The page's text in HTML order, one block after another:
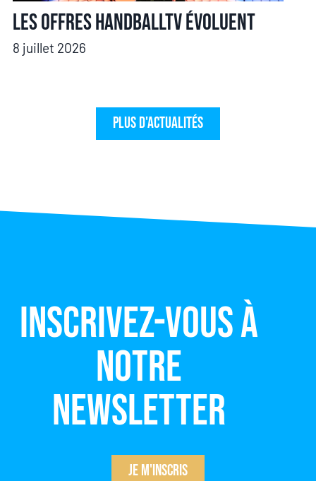
Les offres HandballTV évoluent
8 juillet 2026
Plus d'actualités
Inscrivez-vous à
notre
newsletter
Je m'inscris